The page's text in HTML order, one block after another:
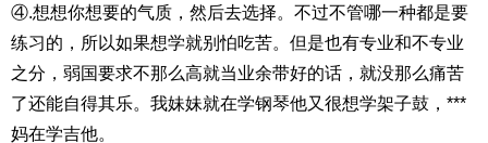
④.想想你想要的气质，然后去选择。不过不管哪一种都是要
练习的，所以如果想学就别怕吃苦。但是也有专业和不专业
之分，弱国要求不那么高就当业余带好的话，就没那么痛苦
了还能自得其乐。我妹妹就在学钢琴他又很想学架子鼓，***
妈在学吉他。